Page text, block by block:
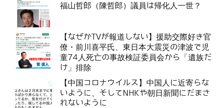
福山哲郎（陳哲郎）議員は帰化人一世？
【なぜかTVが報道しない】援助交際好き官
僚・前川喜平氏、東日本大震災の津波で児
童74人死亡の事故検証委員会から「遺族だ
け」排除
【中国コロナウイルス】中国人に近寄らな
いように、そしてNHKや朝日新聞にだまさ
れないように